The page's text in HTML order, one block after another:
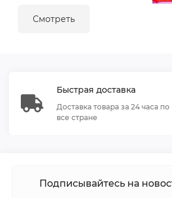
Смотреть
Быстрая доставка
Доставка товара за 24 часа по
все стране
Подписывайтесь на